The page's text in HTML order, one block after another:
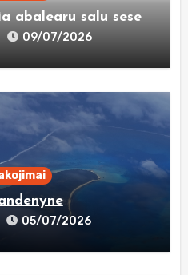
abalearu salu sese
09/07/2026
05/07/2026